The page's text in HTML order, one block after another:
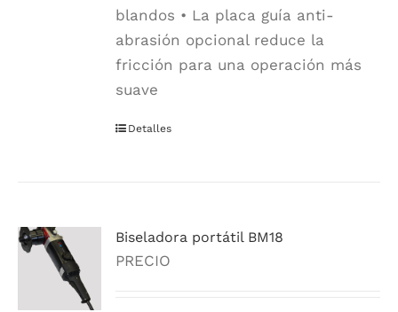
blandos • La placa guía anti-
abrasión opcional reduce la
fricción para una operación más
suave
Detalles
Biseladora portátil BM18
PRECIO